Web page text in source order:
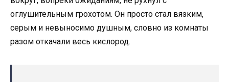
оглушительным грохотом. Он просто стал вязким,
серым и невыносимо душным, словно из комнаты
разом откачали весь кислород.